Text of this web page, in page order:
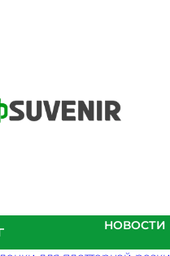
НОВОСТИ